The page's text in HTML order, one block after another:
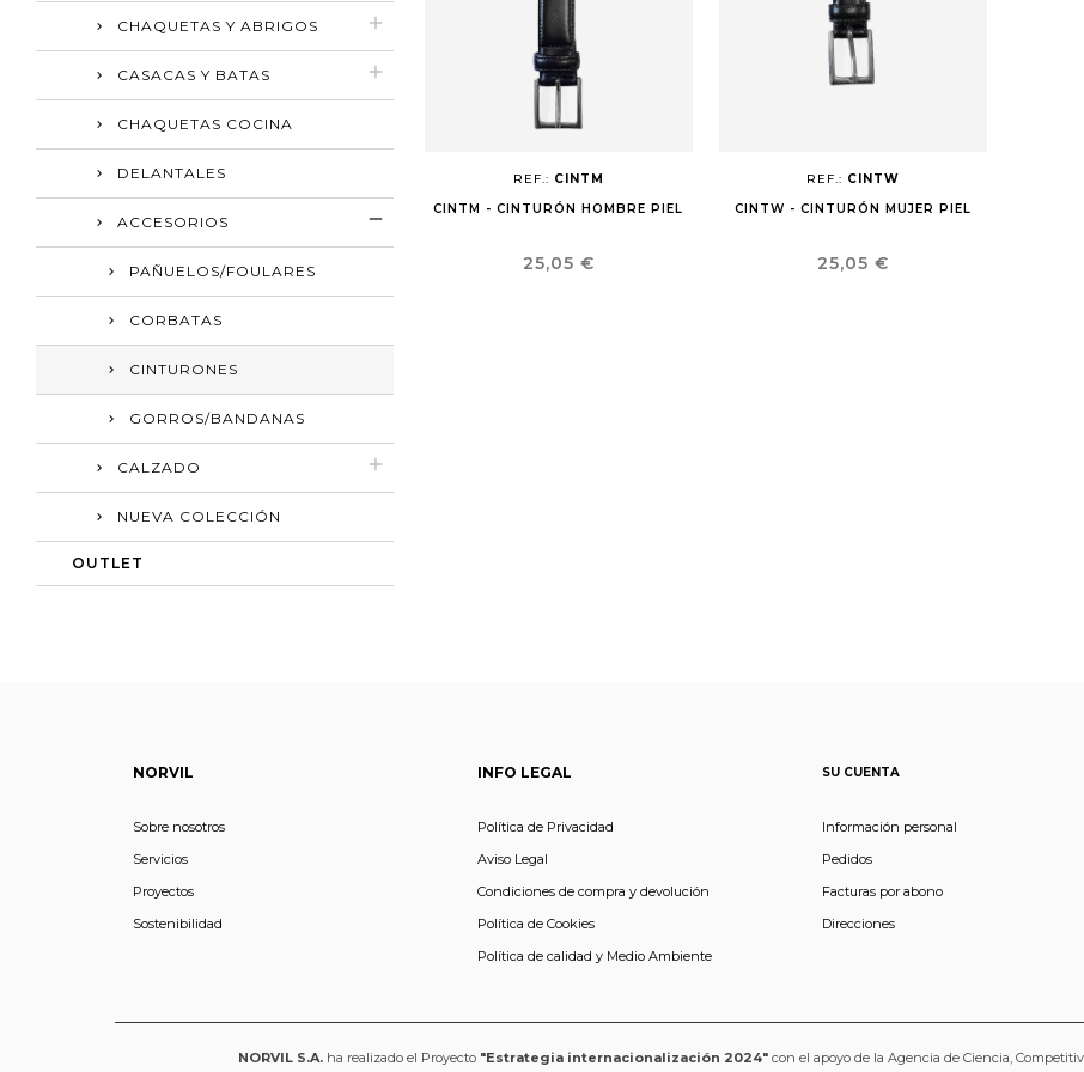
CHAQUETAS Y ABRIGOS
CASACAS Y BATAS
CHAQUETAS COCINA
DELANTALES
ACCESORIOS
PAÑUELOS/FOULARES
CORBATAS
CINTURONES
GORROS/BANDANAS
CALZADO
NUEVA COLECCIÓN
OUTLET
REF.: CINTM
CINTM - CINTURÓN HOMBRE PIEL
Precio
25,05 €
REF.: CINTW
CINTW - CINTURÓN MUJER PIEL
Precio
25,05 €
NORVIL
Sobre nosotros
Servicios
Proyectos
Sostenibilidad
INFO LEGAL
Política de Privacidad
Aviso Legal
Condiciones de compra y devolución
Política de Cookies
Política de calidad y Medio Ambiente
SU CUENTA
Información personal
Pedidos
Facturas por abono
Direcciones
NORVIL S.A.ha realizado el Proyecto "Estrategia internacionalización 2024"con el apoyo de la Agencia de Ciencia,